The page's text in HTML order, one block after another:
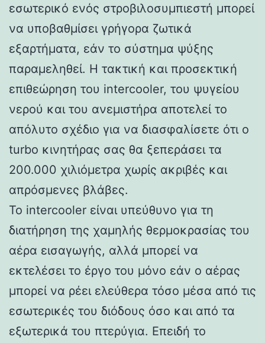
εσωτερικό ενός στροβιλοσυμπιεστή μπορεί
να υποβαθμίσει γρήγορα ζωτικά
εξαρτήματα, εάν το σύστημα ψύξης
παραμεληθεί. Η τακτική και προσεκτική
επιθεώρηση του intercooler, του ψυγείου
νερού και του ανεμιστήρα αποτελεί το
απόλυτο σχέδιο για να διασφαλίσετε ότι ο
turbo κινητήρας σας θα ξεπεράσει τα
200.000 χιλιόμετρα χωρίς ακριβές και
απρόσμενες βλάβες.
Το intercooler είναι υπεύθυνο για τη
διατήρηση της χαμηλής θερμοκρασίας του
αέρα εισαγωγής, αλλά μπορεί να
εκτελέσει το έργο του μόνο εάν ο αέρας
μπορεί να ρέει ελεύθερα τόσο μέσα από τις
εσωτερικές του διόδους όσο και από τα
εξωτερικά του πτερύγια. Επειδή το